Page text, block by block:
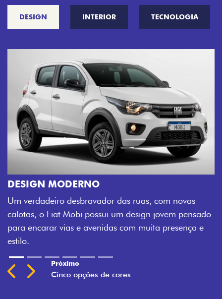
DESIGN INTERIOR TECNOLOGIA
e
CINCO OPÇÕES DE CORES
O Fiat Mobi tem sempre uma opção de cor que é a
sua cara. Escolha entre o Preto Vulcano, Vermelho
Montecarlo, Branco Banchisa, Prata Bari e Cinza
Silverstone.
Previous